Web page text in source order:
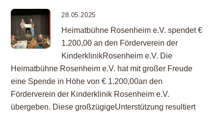
28.05.2025
Heimatbühne Rosenheim e.V. spendet €
1.200,00 an den Förderverein der
KinderklinikRosenheim e.V. Die
Heimatbühne Rosenheim e.V. hat mit großer Freude
eine Spende in Höhe von € 1.200,00an den
Förderverein der Kinderklinik Rosenheim e.V.
übergeben. Diese großzügigeUnterstützung resultiert